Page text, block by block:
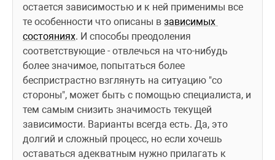
остается зависимостью и к ней применимы все
те особенности что описаны в зависимых
состояниях. И способы преодоления
соответствующие - отвлечься на что-нибудь
более значимое, попытаться более
беспристрастно взглянуть на ситуацию "со
стороны", может быть с помощью специалиста, и
тем самым снизить значимость текущей
зависимости. Варианты всегда есть. Да, это
долгий и сложный процесс, но если хочешь
оставаться адекватным нужно прилагать к